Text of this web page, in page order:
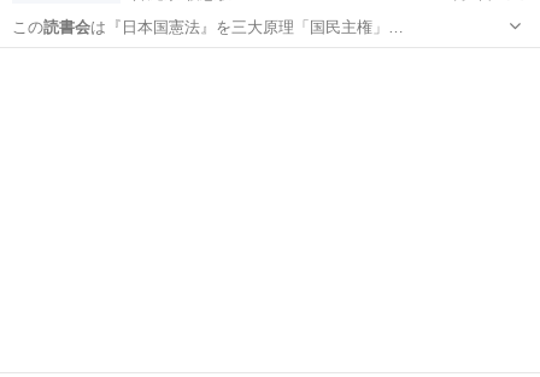
この読書会は『日本国憲法』を三大原理「国民主権」…